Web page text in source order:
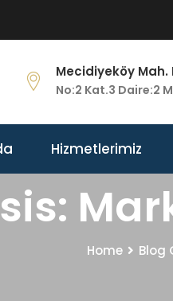
Mecidiyeköy
No:2 Kat.3 Daire:2
Hizmetlerimiz
Home Blog